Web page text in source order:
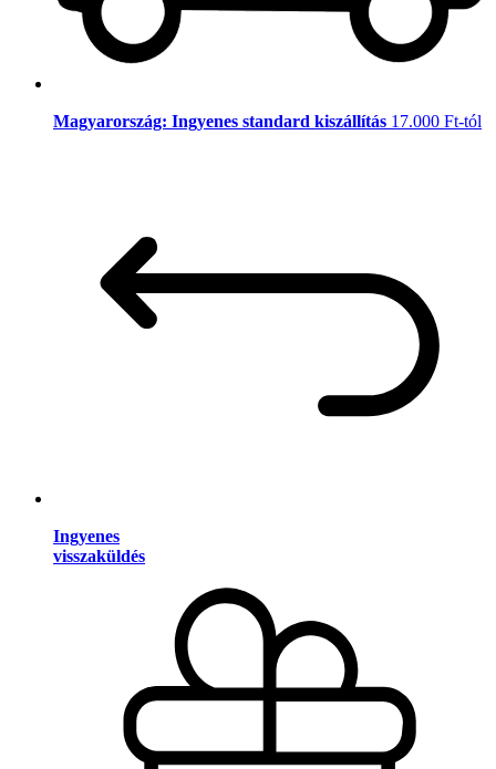
Magyarország: Ingyenes standard kiszállítás 17.000 Ft-tól
Ingyenes
visszaküldés